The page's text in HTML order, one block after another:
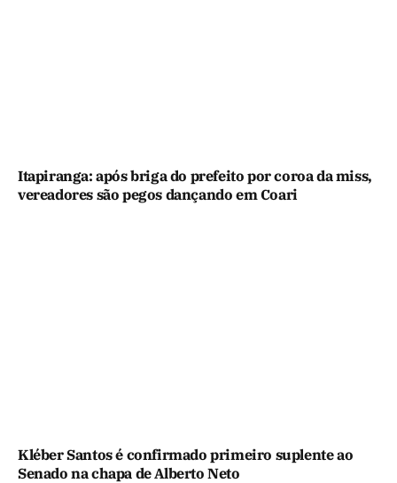
Itapiranga: após briga do prefeito por coroa da miss,
vereadores são pegos dançando em Coari
Kléber Santos é confirmado primeiro suplente ao
Senado na chapa de Alberto Neto